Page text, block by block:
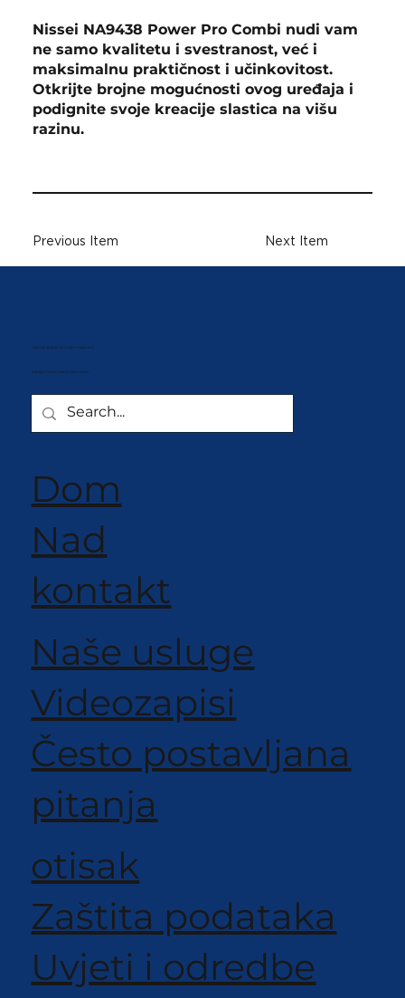
Nissei NA9438 Power Pro Combi nudi vam
ne samo kvalitetu i svestranost, već i
maksimalnu praktičnost i učinkovitost.
Otkrijte brojne mogućnosti ovog uređaja i
podignite svoje kreacije slastica na višu
razinu.
Next Item
Previous Item
Najbolji aparati za točeni sladoled
info@softeis-investment.com
Dom
Nad
kontakt
Naše usluge
Videozapisi
Često postavljana
pitanja
otisak
Zaštita podataka
Uvjeti i odredbe